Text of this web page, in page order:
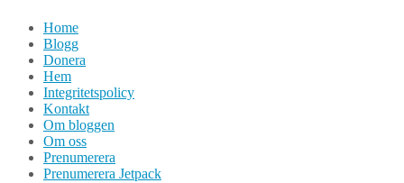
Hoppa
innehåll
Home
Blogg
Donera
Hem
Integritetspolicy
Kontakt
Om bloggen
Om oss
Prenumerera
Prenumerera Jetpack